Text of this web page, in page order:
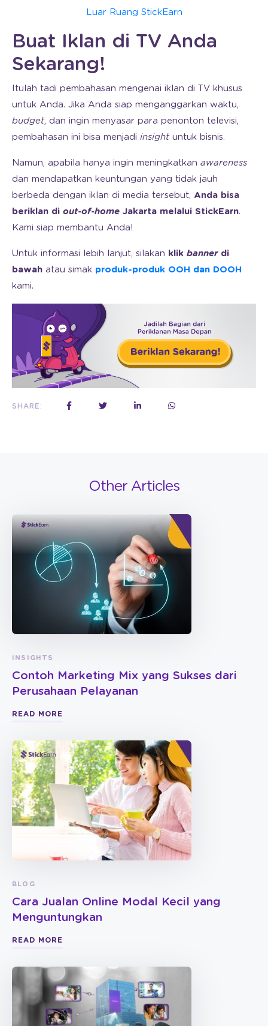
Luar Ruang StickEarn
Buat Iklan di TV Anda
Sekarang!
Itulah tadi pembahasan mengenai iklan di TV khusus
untuk Anda. Jika Anda siap menganggarkan waktu,
budget, dan ingin menyasar para penonton televisi,
pembahasan ini bisa menjadi insightuntuk bisnis.
Namun, apabila hanya ingin meningkatkan awareness
dan mendapatkan keuntungan yang tidak jauh
berbeda dengan iklan di media tersebut, Anda bisa
beriklan di out-of-home Jakarta melalui StickEarn.
Kami siap membantu Anda!
Untuk informasi lebih lanjut, silakan klik bannerdi
bawah atau simak produk-produk OOH dan DOOH
kami.
SHARE:
Other Articles
INSIGHTS
Contoh Marketing Mix yang Sukses dari
Perusahaan Pelayanan
READ MORE
BLOG
Cara Jualan Online Modal Kecil yang
Menguntungkan
READ MORE